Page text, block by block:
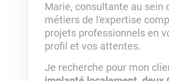
Marie, consultante au sein
métiers de l'expertise
projets professionnels en
profil et vos attentes.
Je recherche pour mon